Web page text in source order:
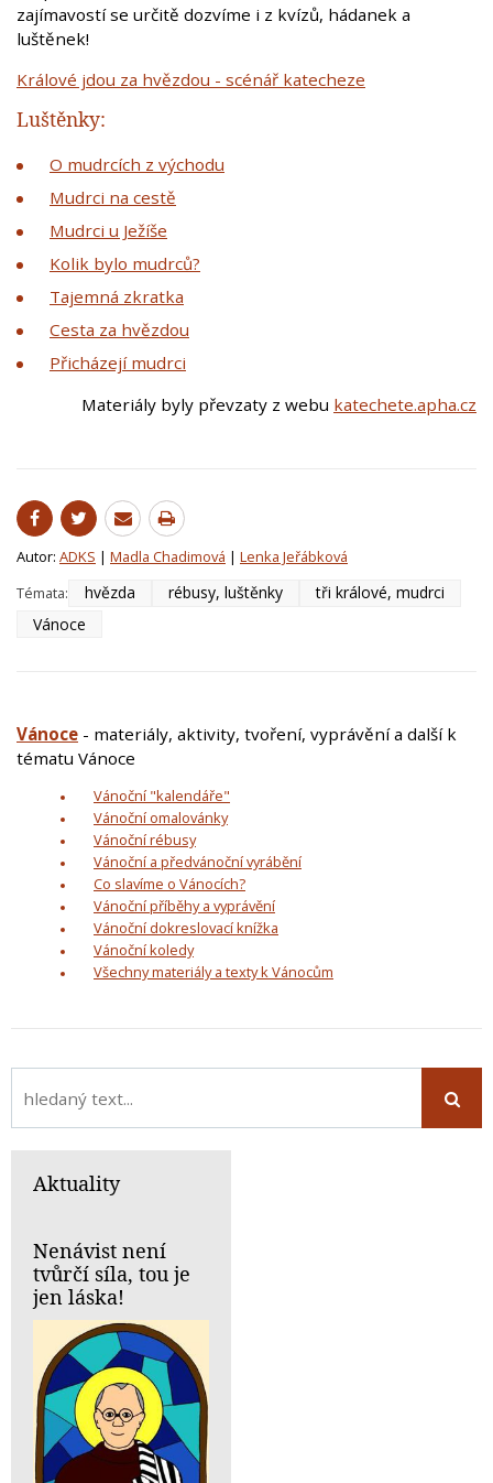
zajímavostí se určitě dozvíme i z kvízů, hádanek a
luštěnek!
Králové jdou za hvězdou - scénář katecheze
Luštěnky:
O mudrcích z východu
Mudrci na cestě
Mudrci u Ježíše
Kolik bylo mudrců?
Tajemná zkratka
Cesta za hvězdou
Přicházejí mudrci
Materiály byly převzaty z webu katechete.apha.cz
Autor: ADKS | Madla Chadimová | Lenka Jeřábková
Témata:
hvězda rébusy, luštěnky
tři králové, mudrci
Vánoce
Vánoce - materiály, aktivity, tvoření, vyprávění a další k
tématu Vánoce
Vánoční "kalendáře"
Vánoční omalovánky
Vánoční rébusy
Vánoční a předvánoční vyrábění
Co slavíme o Vánocích?
Vánoční příběhy a vyprávění
Vánoční dokreslovací knížka
Vánoční koledy
Všechny materiály a texty k Vánocům
Aktuality
Nenávist není
tvůrčí síla, tou je
jen láska!